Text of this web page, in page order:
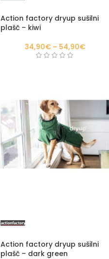
Action factory dryup sušilni
plašč – kiwi
34,90€ – 54,90€
Action factory dryup sušilni
plašč – dark green